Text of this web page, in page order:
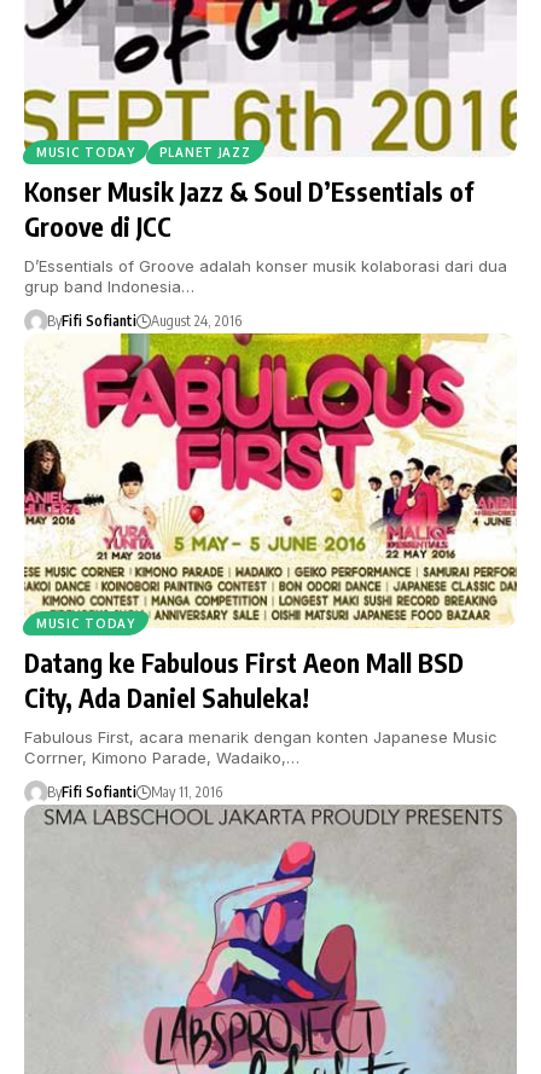
MUSIC TODAY PLANET JAZZ
Konser Musik Jazz & Soul D’Essentials of
Groove di JCC
D’Essentials of Groove adalah konser musik kolaborasi dari dua
grup band Indonesia…
ByFifi Sofianti August 24, 2016
MUSIC TODAY
Datang ke Fabulous First Aeon Mall BSD
City, Ada Daniel Sahuleka!
Fabulous First, acara menarik dengan konten Japanese Music
Corrner, Kimono Parade, Wadaiko,…
ByFifi Sofianti May 11, 2016